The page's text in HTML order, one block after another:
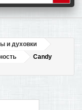
+
и духовки
Candy